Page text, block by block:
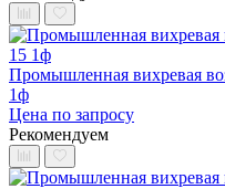
Промышленная вихревая
1ф
Цена по запросу
Рекомендуем